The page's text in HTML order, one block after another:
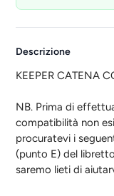
Descrizione
KEEPER CATENA
NB. Prima di
compatibilità non
procuratevi i
(punto E) del
saremo lieti di